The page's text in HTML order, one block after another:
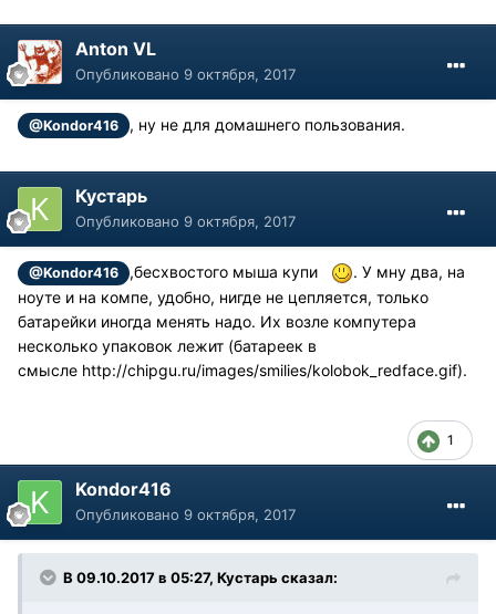
Anton VL
Опубликовано 9 октября, 2017
@Kondor416 , ну не для домашнего пользования.
Кустарь
Опубликовано 9 октября, 2017
@Kondor416 ,бесхвостого мыша купи
. У мну два, на
ноуте и на компе, удобно, нигде не цепляется, только
батарейки иногда менять надо. Их возле компутера
несколько упаковок лежит (батареек в
смысле http://chipgu.ru/images/smilies/kolobok_redface.gif).
1
Kondor416
Опубликовано 9 октября, 2017
В 09.10.2017 в 05:27, Кустарь сказал: